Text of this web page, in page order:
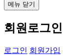
메뉴 닫기
회원로그인
로그인 회원가입